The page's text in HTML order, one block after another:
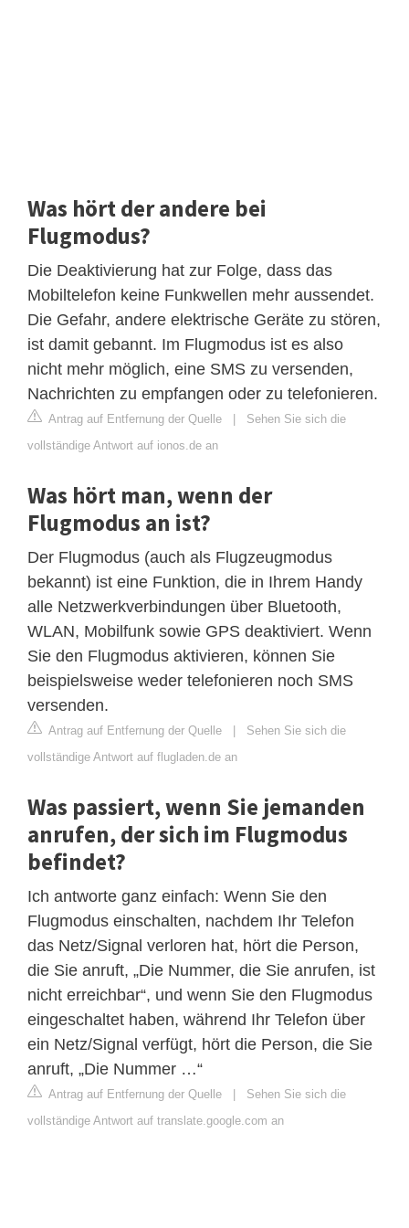
Was hört der andere bei
Flugmodus?
Die Deaktivierung hat zur Folge, dass das
Mobiltelefon keine Funkwellen mehr aussendet.
Die Gefahr, andere elektrische Geräte zu stören,
ist damit gebannt. Im Flugmodus ist es also
nicht mehr möglich, eine SMS zu versenden,
Nachrichten zu empfangen oder zu telefonieren.
Antrag auf Entfernung der Quelle | Sehen Sie sich die
vollständige Antwort auf ionos.de an
Was hört man, wenn der
Flugmodus an ist?
Der Flugmodus (auch als Flugzeugmodus
bekannt) ist eine Funktion, die in Ihrem Handy
alle Netzwerkverbindungen über Bluetooth,
WLAN, Mobilfunk sowie GPS deaktiviert. Wenn
Sie den Flugmodus aktivieren, können Sie
beispielsweise weder telefonieren noch SMS
versenden.
Antrag auf Entfernung der Quelle | Sehen Sie sich die
vollständige Antwort auf flugladen.de an
Was passiert, wenn Sie jemanden
anrufen, der sich im Flugmodus
befindet?
Ich antworte ganz einfach: Wenn Sie den
Flugmodus einschalten, nachdem Ihr Telefon
das Netz/Signal verloren hat, hört die Person,
die Sie anruft, „Die Nummer, die Sie anrufen, ist
nicht erreichbar“, und wenn Sie den Flugmodus
eingeschaltet haben, während Ihr Telefon über
ein Netz/Signal verfügt, hört die Person, die Sie
anruft, „Die Nummer …“
Antrag auf Entfernung der Quelle | Sehen Sie sich die
vollständige Antwort auf translate.google.com an